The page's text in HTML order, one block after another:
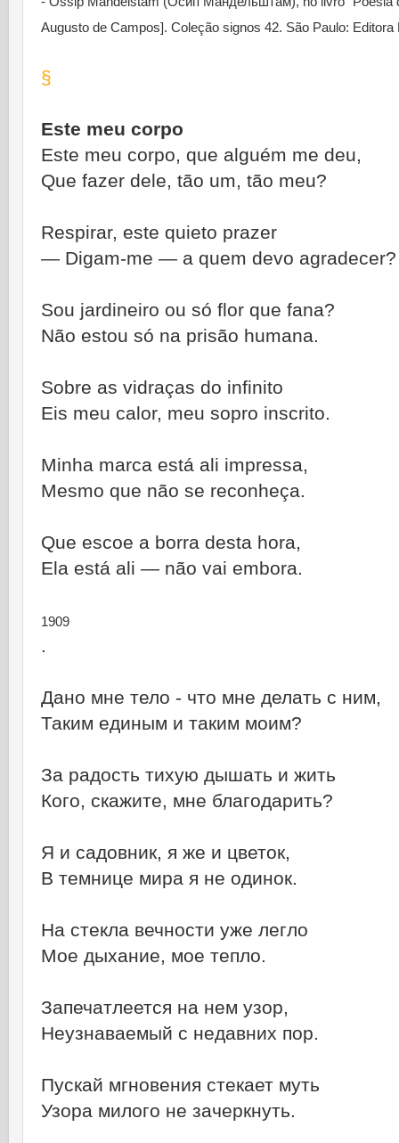
Augusto de Campos]. Coleção signos 42. São Paulo: Editora
§
Este meu corpo
Este meu corpo, que alguém me deu,
Que fazer dele, tão um, tão meu?
Respirar, este quieto prazer
― Digam-me ― a quem devo agradecer?
Sou jardineiro ou só flor que fana?
Não estou só na prisão humana.
Sobre as vidraças do infinito
Eis meu calor, meu sopro inscrito.
Minha marca está ali impressa,
Mesmo que não se reconheça.
Que escoe a borra desta hora,
Ela está ali ― não vai embora.
1909
.
Дано мне тело - что мне делать с ним,
Таким единым и таким моим?
За радость тихую дышать и жить
Кого, скажите, мне благодарить?
Я и садовник, я же и цветок,
В темнице мира я не одинок.
На стекла вечности уже легло
Мое дыхание, мое тепло.
Запечатлеется на нем узор,
Неузнаваемый с недавних пор.
Пускай мгновения стекает муть
Узора милого не зачеркнуть.